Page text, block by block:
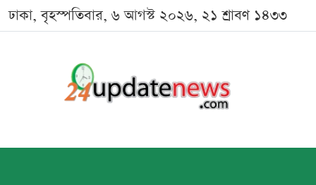
ঢাকা, বৃহস্পতিবার, ৬ আগস্ট ২০২৬, ২১ শ্রাবণ ১৪৩৩